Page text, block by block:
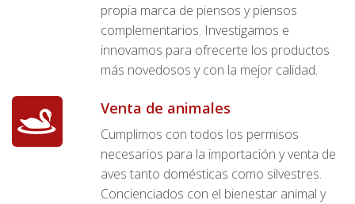
propia marca de piensos y piensos
complementarios. Investigamos e
innovamos para ofrecerte los productos
más novedosos y con la mejor calidad.
Venta de animales
Cumplimos con todos los permisos
necesarios para la importación y venta de
aves tanto domésticas como silvestres.
Concienciados con el bienestar animal y